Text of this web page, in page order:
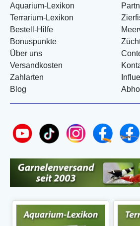
Aquarium-Lexikon
Terrarium-Lexikon
Bestell-Hilfe
Bonuspunkte
Über uns
Versandkosten
Zahlarten
Blog